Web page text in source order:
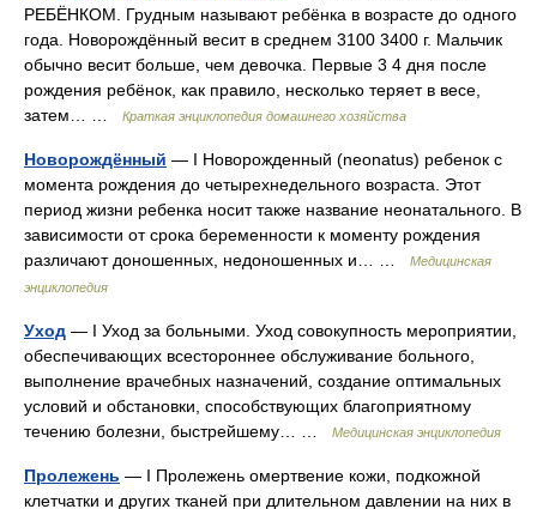
РЕБЁНКОМ. Грудным называют ребёнка в возрасте до одного
года. Новорождённый весит в среднем 3100 3400 г. Мальчик
обычно весит больше, чем девочка. Первые 3 4 дня после
рождения ребёнок, как правило, несколько теряет в весе,
затем… …
Краткая энциклопедия домашнего хозяйства
Новорождённый — I Новорожденный (neonatus) ребенок с
момента рождения до четырехнедельного возраста. Этот
период жизни ребенка носит также название неонатального. В
зависимости от срока беременности к моменту рождения
различают доношенных, недоношенных и… …
Медицинская
энциклопедия
Уход — I Уход за больными. Уход совокупность мероприятии,
обеспечивающих всестороннее обслуживание больного,
выполнение врачебных назначений, создание оптимальных
условий и обстановки, способствующих благоприятному
течению болезни, быстрейшему… …
Медицинская энциклопедия
Пролежень — I Пролежень омертвение кожи, подкожной
клетчатки и других тканей при длительном давлении на них в